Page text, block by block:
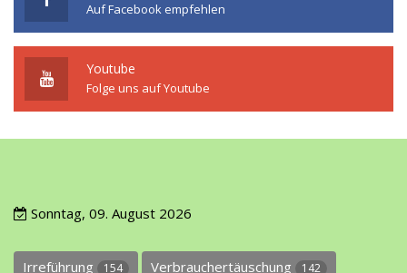
Auf Facebook empfehlen
Youtube
Folge uns auf Youtube
Sonntag, 09. August 2026
Irreführung 154 Verbrauchertäuschung 142